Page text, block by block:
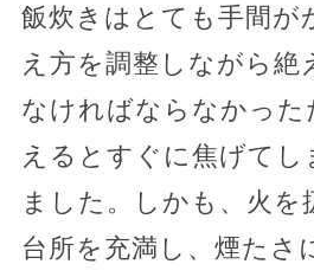
飯炊きはとても手間が
え方を調整しながら絶
なければならなかった
えるとすぐに焦げてし
ました。しかも、火を
台所を充満し、煙たさ